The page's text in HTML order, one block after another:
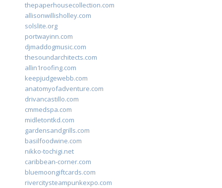
thepaperhousecollection.com
allisonwillisholley.com
solslite.org
portwayinn.com
djmaddogmusic.com
thesoundarchitects.com
allin1roofing.com
keepjudgewebb.com
anatomyofadventure.com
drivancastillo.com
cmmedspa.com
midletontkd.com
gardensandgrills.com
basilfoodwine.com
nikko-tochigi.net
caribbean-corner.com
bluemoongiftcards.com
rivercitysteampunkexpo.com